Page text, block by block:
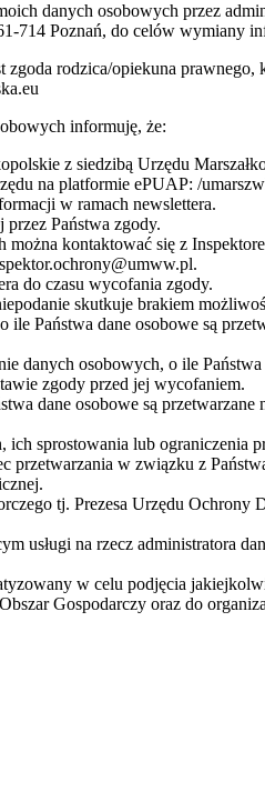
danych osobowych przez
714 Poznań, do celów wymiany
rodzica/opiekuna
informuję, że:
z siedzibą Urzędu
na platformie ePUAP: /
w ramach newslettera.
przez Państwa zgody.
kontaktować się z
do czasu wycofania zgody.
skutkuje brakiem
ile Państwa dane osobowe są
danych osobowych, o ile
zgody przed jej wycofaniem.
dane osobowe są
ich sprostowania lub ograniczenia
przetwarzania w związku z
tj. Prezesa Urzędu
usługi na rzecz
w celu podjęcia
Gospodarczy oraz do